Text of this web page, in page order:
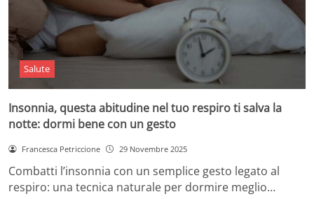
Salute
Insonnia, questa abitudine nel tuo respiro ti salva la
notte: dormi bene con un gesto
Francesca Petriccione 29 Novembre 2025
Combatti l’insonnia con un semplice gesto legato al
respiro: una tecnica naturale per dormire meglio…